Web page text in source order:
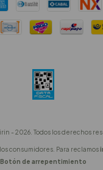
- 2026. Todos los derechos
consumidores. Para reclamos
Botón de arrepentimiento